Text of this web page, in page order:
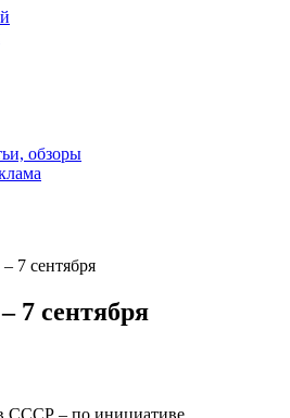
обзоры
7 сентября
7 сентября
СССР – по инициативе